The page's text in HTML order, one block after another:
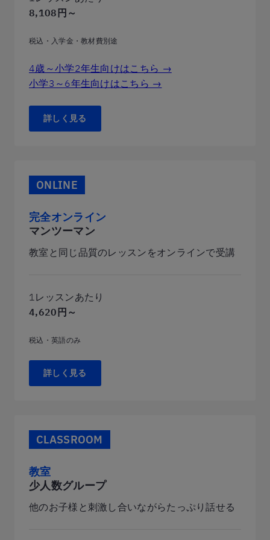
8,108円～
税込・入学金・教材費別途
4歳～小学2年生向けはこちら →
小学3～6年生向けはこちら →
詳しく見る
ONLINE
完全オンライン
マンツーマン
教室と同じ品質のレッスンをオンラインで受講
1レッスンあたり
4,620円～
税込・英語のみ
詳しく見る
CLASSROOM
教室
少人数グループ
他のお子様と刺激し合いながらたっぷり話せる